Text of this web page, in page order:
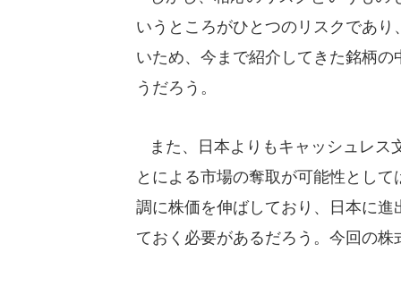
いうところがひとつのリスクであ
いため、今まで紹介してきた銘柄
うだろう。
また、日本よりもキャッシュレス
とによる市場の奪取が可能性とし
調に株価を伸ばしており、日本に
ておく必要があるだろう。今回の